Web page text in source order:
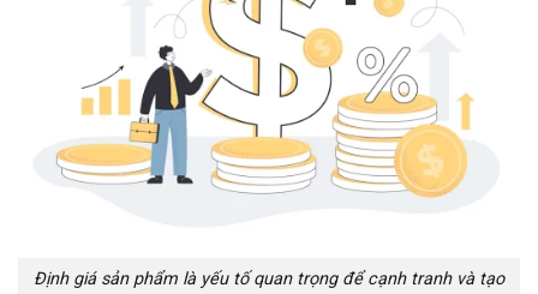
Định giá sản phẩm là yếu tố quan trọng để cạnh tranh và tạo